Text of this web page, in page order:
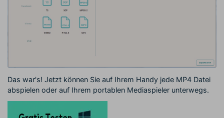
Das war's! Jetzt können Sie auf Ihrem Handy jede MP4 Datei
abspielen oder auf Ihrem portablen Mediaspieler unterwegs.